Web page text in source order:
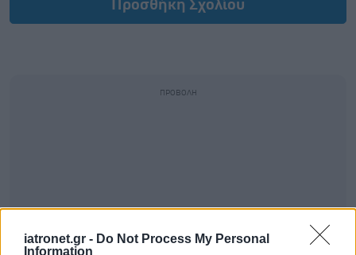
iatronet.gr - Do Not Process My Personal
Information
Προσθήκη Σχολίου